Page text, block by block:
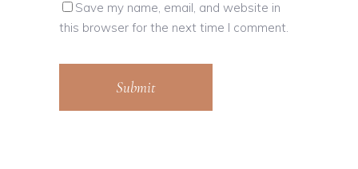
Save my name, email, and website in
this browser for the next time I comment.
Submit